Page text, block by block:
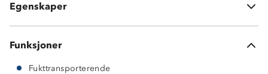
Egenskaper
Antinuppe-behandlet
Funksjoner
Fukttransporterende